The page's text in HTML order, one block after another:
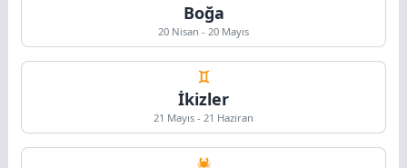
Boğa
20 Nisan - 20 Mayıs
İkizler
21 Mayıs - 21 Haziran